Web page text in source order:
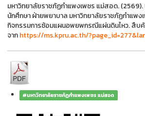
มหาวิทยาลัยราชภัฏกำแพงเพชร แม่สอด.
นักศึกษา ฝ่ายพยาบาล มหาวิทยาลัยราชภัฏกำแพ
กิจกรรมการซ้อมแผนอพยพกรณีแผ่นดินไหว. สืบ
จากhttps://ms.kpru.ac.th/
#มหาวิทยาลัยราชภัฏกำแพงเพชร แม่สอด